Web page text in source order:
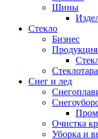
Шины
Стекло
Бизнес
Продукция
Стеклотара
Снег и лед
Очистка
Уборка и